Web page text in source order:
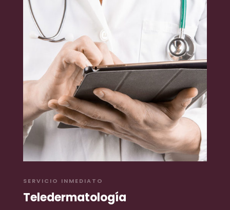
SERVICIO INMEDIATO
Teledermatología